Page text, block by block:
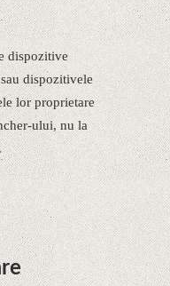
dispozitive
dispozitivele
lor proprietare
ului, nu la